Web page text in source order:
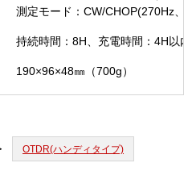
測定モード：CW/CHOP(270Hz、
持続時間：8H、充電時間：4H以内
190×96×48㎜（700g）
OTDR(ハンディタイプ)